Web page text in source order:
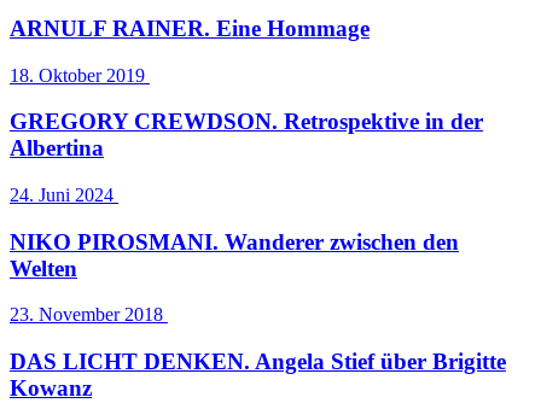
ARNULF RAINER. Eine Hommage
18. Oktober 2019
GREGORY CREWDSON. Retrospektive in der
Albertina
24. Juni 2024
NIKO PIROSMANI. Wanderer zwischen den
Welten
23. November 2018
DAS LICHT DENKEN. Angela Stief über Brigitte
Kowanz